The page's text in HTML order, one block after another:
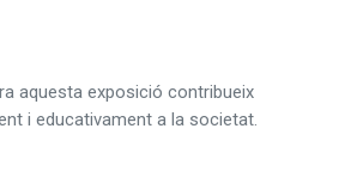
aquesta exposició contribueix
i educativament a la societat.